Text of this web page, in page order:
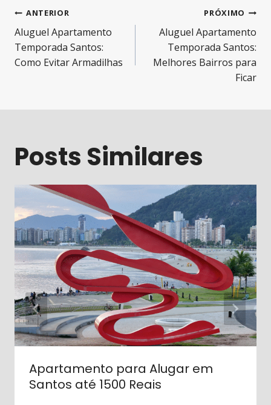
Navegação
de
Post
ANTERIOR
Aluguel Apartamento
Temporada Santos:
Como Evitar Armadilhas
PRÓXIMO
Aluguel Apartamento
Temporada Santos:
Melhores Bairros para
Ficar
Posts Similares
Apartamento para Alugar em
Santos até 1500 Reais